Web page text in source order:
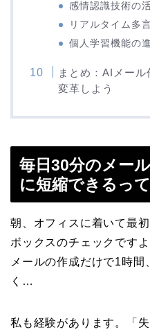
感情認識技術の
リアルタイム多
個人学習機能の
まとめ：AIメー
変革しよう
毎日30分のメー
に短縮できるっ
朝、オフィスに着いて最
ボックスのチェックです
メールの作成だけで1時
く…
私も経験があります。「